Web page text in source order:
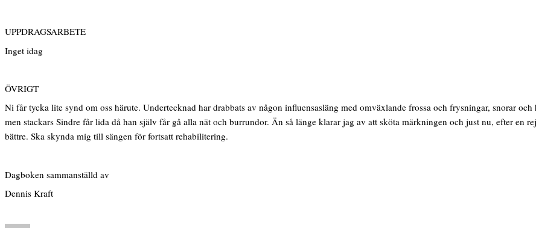
UPPDRAGSARBETE
Inget idag
ÖVRIGT
Ni får tycka lite synd om oss härute. Undertecknad har drabbats av någon influensasläng med omväxlande frossa och frysningar, snorar
men stackars Sindre får lida då han själv får gå alla nät och burrundor. Än så länge klarar jag av att sköta märkningen och just nu, efter en
bättre. Ska skynda mig till sängen för fortsatt rehabilitering.
Dagboken sammanställd av
Dennis Kraft